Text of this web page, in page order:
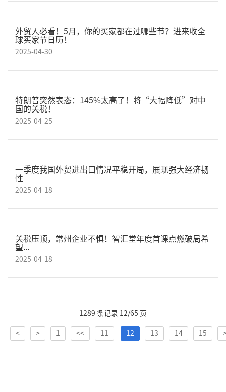
外贸人必看！5月，你的买家都在过哪些节？进来收全
球买家节日历！
2025-04-30
特朗普突然表态：145%太高了！将“大幅降低”对中
国的关税！
2025-04-25
一季度我国外贸进出口情况平稳开局，展现强大经济韧
性
2025-04-18
关税压顶，常州企业不惧！智汇堂年度首课点燃破局希
望...
2025-04-18
1289 条记录 12/65 页
< > 1 << 11 12 13 14 15